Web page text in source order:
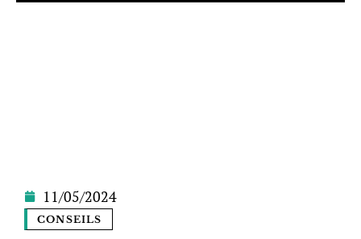
11/05/2024
CONSEILS